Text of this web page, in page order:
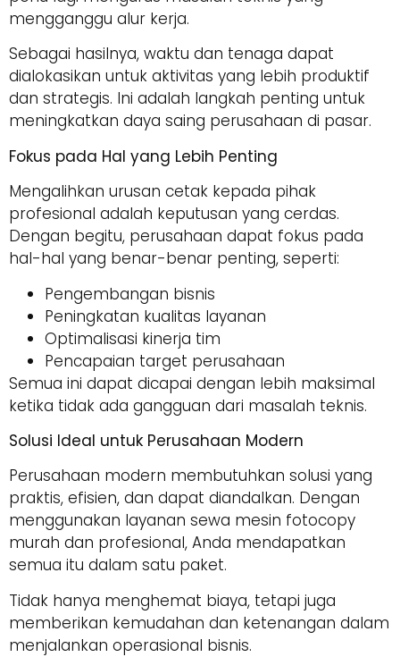
mengganggu alur kerja.
Sebagai hasilnya, waktu dan tenaga dapat
dialokasikan untuk aktivitas yang lebih produktif
dan strategis. Ini adalah langkah penting untuk
meningkatkan daya saing perusahaan di pasar.
Fokus pada Hal yang Lebih Penting
Mengalihkan urusan cetak kepada pihak
profesional adalah keputusan yang cerdas.
Dengan begitu, perusahaan dapat fokus pada
hal-hal yang benar-benar penting, seperti:
Pengembangan bisnis
Peningkatan kualitas layanan
Optimalisasi kinerja tim
Pencapaian target perusahaan
Semua ini dapat dicapai dengan lebih maksimal
ketika tidak ada gangguan dari masalah teknis.
Solusi Ideal untuk Perusahaan Modern
Perusahaan modern membutuhkan solusi yang
praktis, efisien, dan dapat diandalkan. Dengan
menggunakan layanan sewa mesin fotocopy
murah dan profesional, Anda mendapatkan
semua itu dalam satu paket.
Tidak hanya menghemat biaya, tetapi juga
memberikan kemudahan dan ketenangan dalam
menjalankan operasional bisnis.